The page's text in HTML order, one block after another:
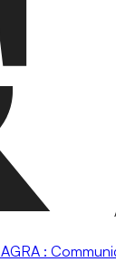
AGRA :